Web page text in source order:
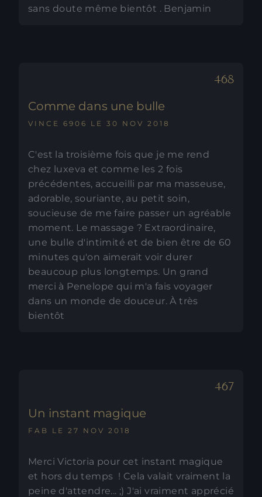
sans doute même bientôt . Benjamin
Comme dans une bulle
VINCE 6906 LE 30 NOV 2018
C'est la troisième fois que je me rend
chez luxeva et comme les 2 fois
précédentes, accueilli par ma masseuse,
adorable, souriante, au petit soin,
soucieuse de me faire passer un agréable
moment. Le massage ? Extraordinaire,
une bulle d'intimité et de bien être de 60
minutes qu'on aimerait voir durer
beaucoup plus longtemps. Un grand
merci à Penelope qui m'a fais voyager
dans un monde de douceur. À très
bientôt
Un instant magique
FAB LE 27 NOV 2018
Merci Victoria pour cet instant magique
et hors du temps ! Cela valait vraiment la
peine d'attendre... ;) J'ai vraiment apprécié